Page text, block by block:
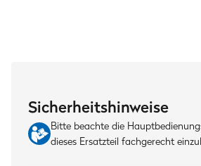
Sicherheitshinweise
Bitte beachte die
dieses Ersatzteil fachgerecht